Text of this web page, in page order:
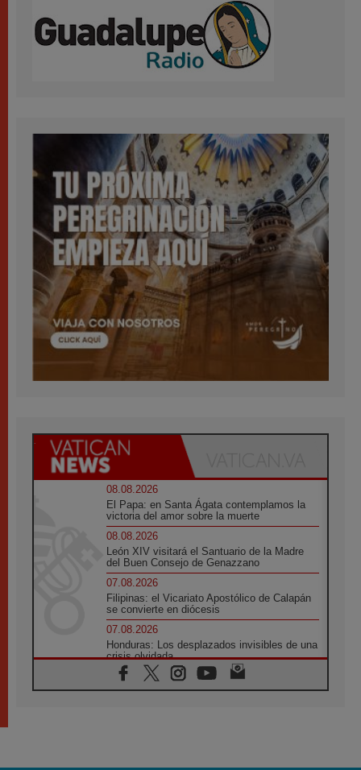
08.08.2026
El Papa: en Santa Ágata contemplamos la
victoria del amor sobre la muerte
08.08.2026
León XIV visitará el Santuario de la Madre
del Buen Consejo de Genazzano
07.08.2026
Filipinas: el Vicariato Apostólico de Calapán
se convierte en diócesis
07.08.2026
Honduras: Los desplazados invisibles de una
crisis olvidada
07.08.2026
Bokalic: "En Argentina el Papa León señalará